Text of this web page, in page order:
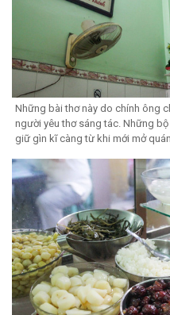
Những bài thơ này do chính ông
người yêu thơ sáng tác. Những
giữ gìn kĩ càng từ khi mới mở